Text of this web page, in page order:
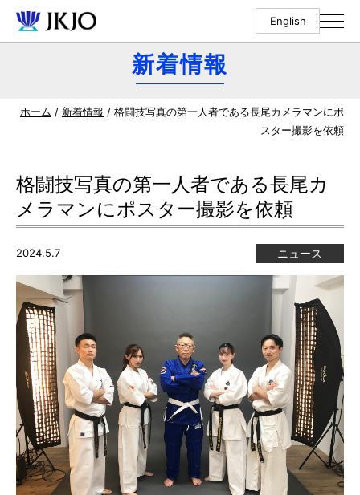
English
新着情報
ホーム / 新着情報 / 格闘技写真の第一人者である長尾カメラマンにポ
スター撮影を依頼
格闘技写真の第一人者である長尾カ
メラマンにポスター撮影を依頼
2024.5.7 ニュース